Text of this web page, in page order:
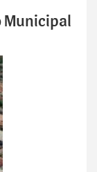
Municipal